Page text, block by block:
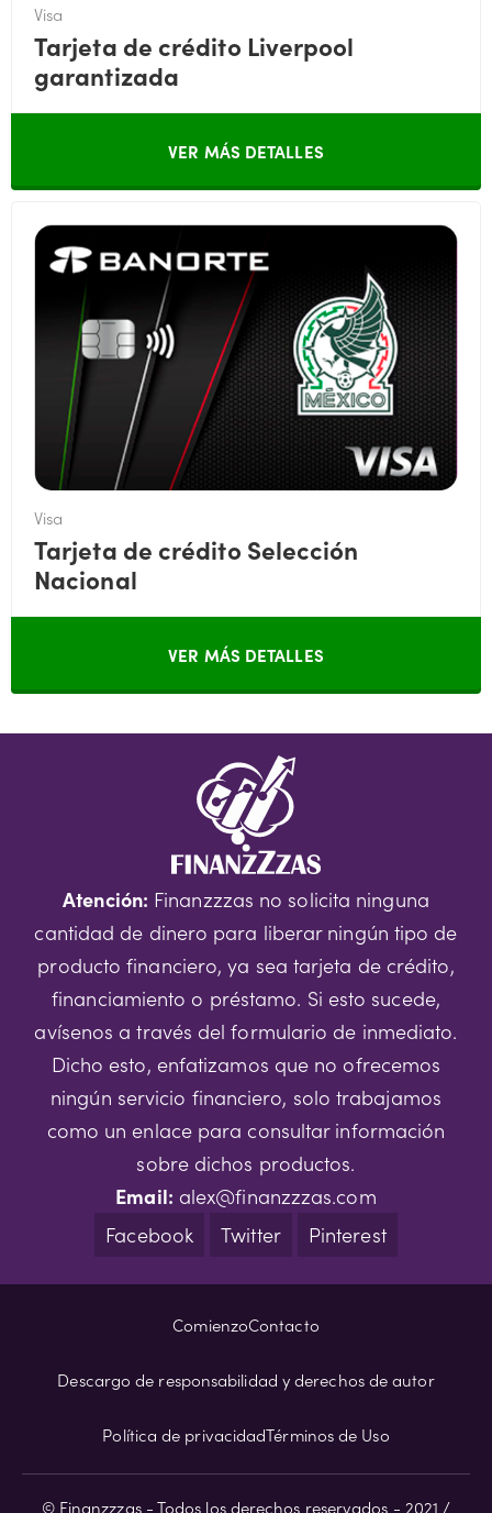
Visa
Tarjeta de crédito Liverpool
garantizada
VER MÁS DETALLES
Visa
Tarjeta de crédito Selección
Nacional
VER MÁS DETALLES
Atención: Finanzzzas no solicita ninguna
cantidad de dinero para liberar ningún tipo de
producto financiero, ya sea tarjeta de crédito,
financiamiento o préstamo. Si esto sucede,
avísenos a través del formulario de inmediato.
Dicho esto, enfatizamos que no ofrecemos
ningún servicio financiero, solo trabajamos
como un enlace para consultar información
sobre dichos productos.
Email: alex@finanzzzas.com
Facebook
Twitter Pinterest
© Finanzzzas - Todos los derechos reservados - 2021 /
ComienzoContacto
Descargo de responsabilidad y derechos de autor
Política de privacidadTérminos de Uso